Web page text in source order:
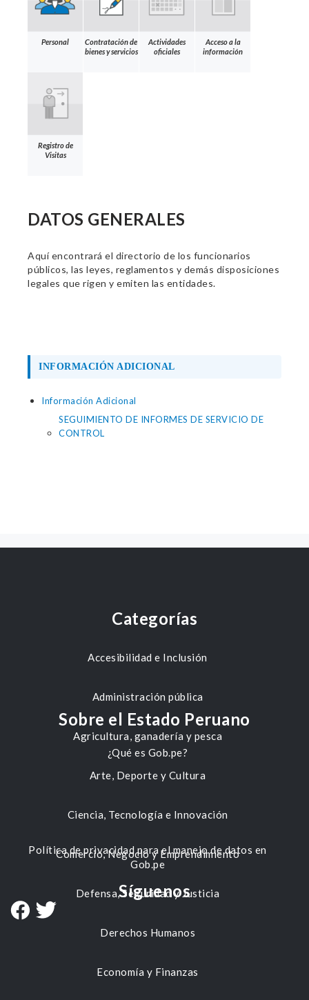
Personal
Contratación de
bienes y servicios
Actividades
oficiales
Acceso a la
información
Registro de
Visitas
DATOS GENERALES
Aquí encontrará el directorio de los funcionarios
públicos, las leyes, reglamentos y demás disposiciones
legales que rigen y emiten las entidades.
INFORMACIÓN ADICIONAL
Información Adicional
SEGUIMIENTO DE INFORMES DE SERVICIO DE
CONTROL
Categorías
Accesibilidad e Inclusión
Administración pública
Agricultura, ganadería y pesca
Arte, Deporte y Cultura
Ciencia, Tecnología e Innovación
Comercio, Negocio y Emprendimiento
Defensa, Seguridad y Justicia
Derechos Humanos
Economía y Finanzas
Sobre el Estado Peruano
¿Qué es Gob.pe?
Política de privacidad para el manejo de datos en
Gob.pe
Síguenos